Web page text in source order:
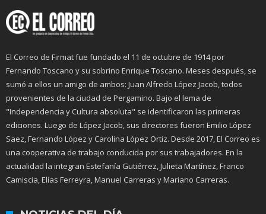
El Correo de Firmat fue fundado el 11 de octubre de 1914 por
Fernando Toscano y su sobrino Enrique Toscano. Meses después, se
sumó a ellos un amigo de ambos: Juan Alfredo López Jacob, todos
provenientes de la ciudad de Pergamino. Bajo el lema de
"Independencia y Cultura absoluta" se identificaron las primeras
ediciones. Luego de López Jacob, sus directores fueron Emilio López
Saez, Fernando López y Carolina López Ortiz. Desde 2017, El Correo es
una cooperativa de trabajo conducida por sus trabajadores. En la
actualidad la integran Estefanía Gutiérrez, Julieta Martínez, Franco
Camiscia, Elías Ferreyra, Manuel Carreras y Mariano Carreras.